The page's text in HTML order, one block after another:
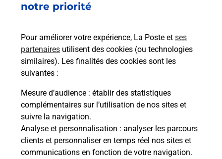
notre priorité
Pour améliorer votre expérience, La Poste et ses
partenaires utilisent des cookies (ou technologies
similaires). Les finalités des cookies sont les
suivantes :
Mesure d’audience : établir des statistiques
complémentaires sur l’utilisation de nos sites et
suivre la navigation.
Analyse et personnalisation : analyser les parcours
clients et personnaliser en temps réel nos sites et
communications en fonction de votre navigation.